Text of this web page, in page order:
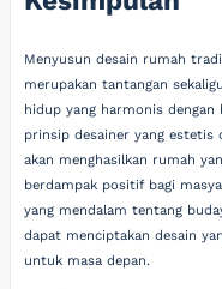
Menyusun desain rumah
merupakan tantangan
hidup yang harmonis dengan
prinsip desainer yang estetis
akan menghasilkan rumah
berdampak positif bagi
yang mendalam tentang
dapat menciptakan desain
untuk masa depan.